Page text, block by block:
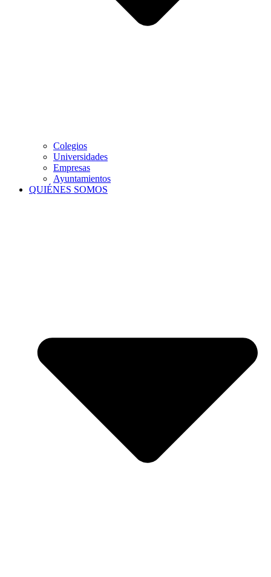
Colegios
Universidades
Empresas
Ayuntamientos
QUIÉNES SOMOS